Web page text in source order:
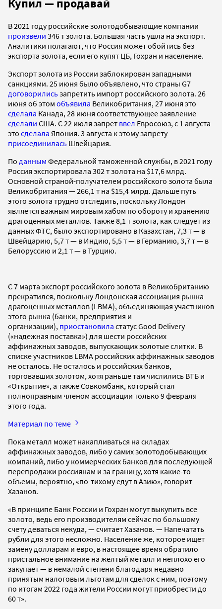
Купил — продавай
В 2021 году российские золотодобывающие компании
произвели 346 т золота. Большая часть ушла на экспорт.
Аналитики полагают, что Россия может обойтись без
экспорта золота, если его купят ЦБ, Гохран и население.
Экспорт золота из России заблокирован западными
санкциями. 25 июня было объявлено, что страны G7
договорилисьзапретить импорт российского золота. 26
июня об этом объявила Великобритания, 27 июня это
сделала Канада, 28 июня соответствующее заявление
сделали США. С 22 июля запрет ввел Евросоюз, с 1 августа
это сделала Япония. 3 августа к этому запрету
присоединилась Швейцария.
По данным Федеральной таможенной службы, в 2021 году
Россия экспортировала 302 т золота на $17,6 млрд.
Основной страной-получателем российского золота была
Великобритания — 266,1 т на $15,4 млрд. Дальше путь
этого золота трудно отследить, поскольку Лондон
является важным мировым хабом по обороту и хранению
драгоценных металлов. Также 8,1 т золота, как следует из
данных ФТС, было экспортировано в Казахстан, 7,3 т — в
Швейцарию, 5,7 т — в Индию, 5,5 т — в Германию, 3,7 т — в
Белоруссию и 2,1 т — в Турцию.
С 7 марта экспорт российского золота в Великобританию
прекратился, поскольку Лондонская ассоциация рынка
драгоценных металлов (LBMA), объединяющая участников
этого рынка (банки, предприятия и
организации), приостановила статус Good Delivery
(«надежная поставка») для шести российских
аффинажных заводов, выпускающих золотые слитки. В
списке участников LBMA российских аффинажных заводов
не осталось. Не осталось и российских банков,
торговавших золотом, хотя раньше там числились ВТБ и
«Открытие», а также Совкомбанк, который стал
полноправным членом ассоциации только 9 февраля
этого года.
Материал по теме
Пока металл может накапливаться на складах
аффинажных заводов, либо у самих золотодобывающих
компаний, либо у коммерческих банков для последующей
перепродажи россиянам и за границу, хотя какие-то
объемы, вероятно, «по-тихому едут в Азию», говорит
Хазанов.
«В принципе Банк России и Гохран могут выкупить все
золото, ведь его производителям сейчас по большому
счету деваться некуда, — считает Хазанов. — Напечатать
рубли для этого несложно. Население же, которое ищет
замену долларам и евро, в настоящее время обратило
пристальное внимание на желтый металл и неплохо его
закупает — в немалой степени благодаря недавно
принятым налоговым льготам для сделок с ним, поэтому
по итогам 2022 года жители России могут приобрести до
60 т».